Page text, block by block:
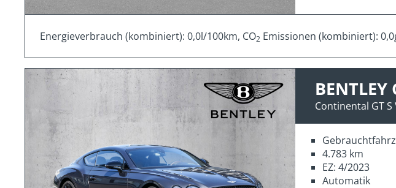
Energieverbrauch (kombiniert): 0,0l/100km, CO2 Emissionen (kombiniert):
Continental GT S
4.783 km
EZ: 4/2023
Automatik